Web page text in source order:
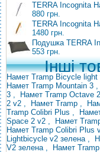
TERRA Incognita
880 грн.
TERRA Incognita
1480 грн.
Подушка TERRA
553 грн.
Інші
Намет Tramp Bicycle light
Намет Tramp Mountain 3 ,
3 , Намет Tramp Octave 2
2 v2 , Намет Tramp ,
Tramp Colibri Plus ,
Space 2 v2 , Намет
Намет Tramp Colibri Plus
Lightbicycle v2 зелена ,
V2 зелена , Намет